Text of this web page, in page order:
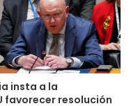
insta a la
favorecer resolución